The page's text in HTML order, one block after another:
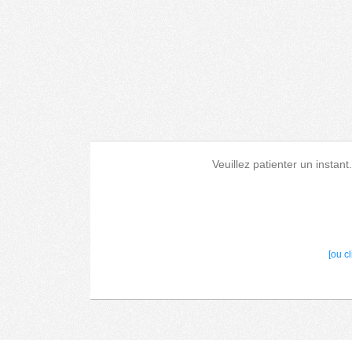
Veuillez patienter un
[ou